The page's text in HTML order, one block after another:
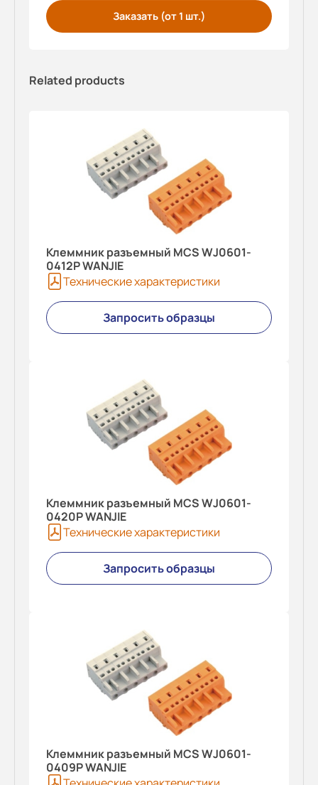
Заказать (от 1 шт.)
Related products
Клеммник разъемный MCS WJ0601-
0412P WANJIE
Технические характеристики
Запросить образцы
Клеммник разъемный MCS WJ0601-
0420P WANJIE
Технические характеристики
Запросить образцы
Клеммник разъемный MCS WJ0601-
0409P WANJIE